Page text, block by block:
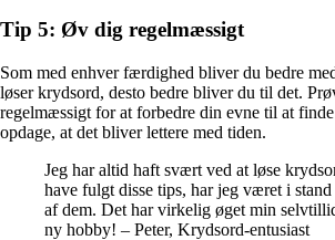
Tip 5: Øv dig regelmæssigt
Som med enhver færdighed bliver du bedre
løser krydsord, desto bedre bliver du til det.
regelmæssigt for at forbedre din evne til at
opdage, at det bliver lettere med tiden.
Jeg har altid haft svært ved at løse
have fulgt disse tips, har jeg været i
af dem. Det har virkelig øget min
ny hobby! – Peter, Krydsord-entusiast